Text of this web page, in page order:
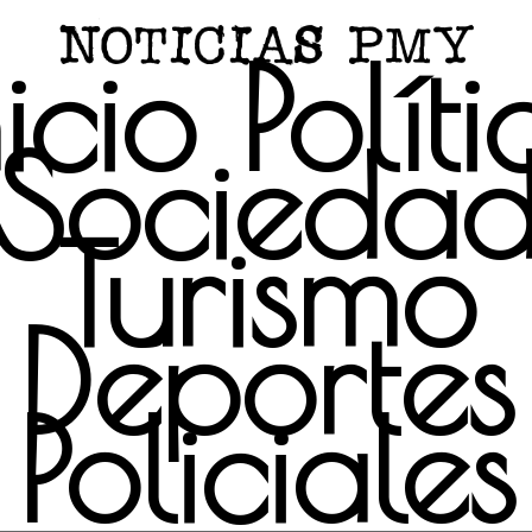
Turismo
Deportes
Policiales